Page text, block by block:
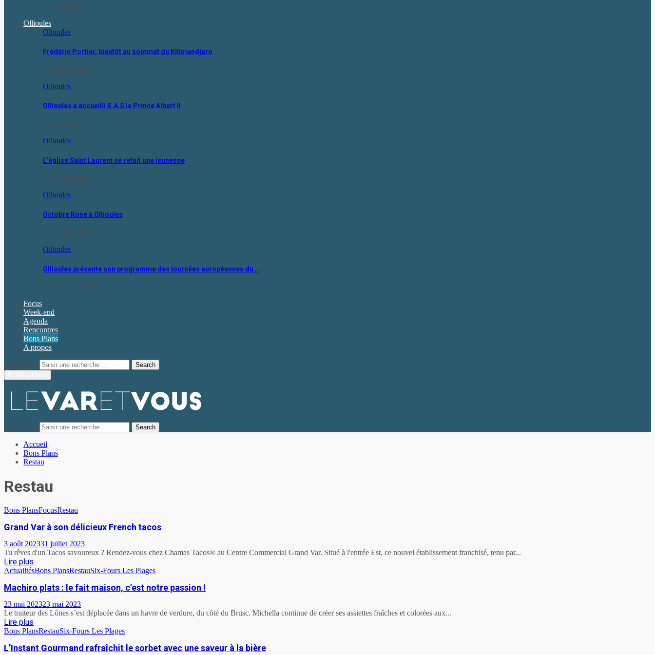
24 août 2023
Ollioules
Ollioules
Frédéric Portier, bientôt au sommet du Kilimandjaro
1 octobre 2023
Ollioules
Ollioules a accueilli S.A.S le Prince Albert II
13 mars 2023
Ollioules
L’église Saint Laurent se refait une jeunesse
5 janvier 2023
Ollioules
Octobre Rose à Ollioules
13 octobre 2022
Ollioules
Ollioules présente son programme des journées européennes du…
10 septembre 2022
Focus
Week-end
Agenda
Rencontres
Bons Plans
A propos
Search for:
Search
Search for: Search
Accueil
Bons Plans
Restau
Restau
Bons PlansFocusRestau
Grand Var à son délicieux French tacos
3 août 202331 juillet 2023
Tu rêves d'un Tacos savoureux ? Rendez-vous chez Chamas Tacos® au Centre Commercial Grand Var. Situé à l'entrée Est, ce nouvel établissement franchisé, tenu par...
Lire plus
ActualitésBons PlansRestauSix-Fours Les Plages
Machiro plats : le fait maison, c’est notre passion !
23 mai 202323 mai 2023
Le traiteur des Lônes s’est déplacée dans un havre de verdure, du côté du Brusc. Michella continue de créer ses assiettes fraîches et colorées aux...
Lire plus
Bons PlansRestauSix-Fours Les Plages
L’Instant Gourmand rafraîchit le sorbet avec une saveur à la bière